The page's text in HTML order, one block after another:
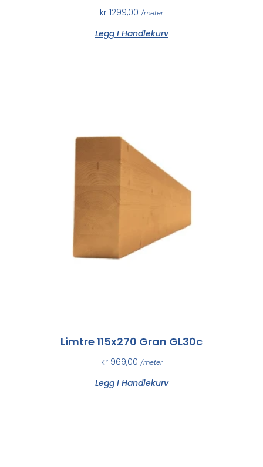
kr 1299,00 /meter
Legg I Handlekurv
Limtre 115x270 Gran GL30c
kr969,00 /meter
Legg I Handlekurv